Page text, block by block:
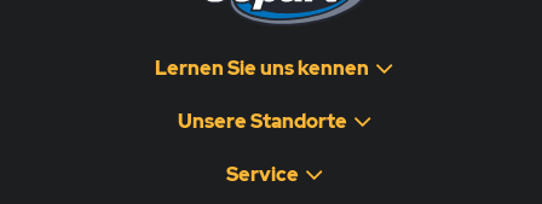
Lernen Sie uns kennen
Unsere Standorte
Service